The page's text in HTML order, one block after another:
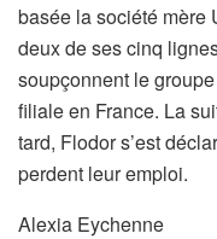
basée la société mère
deux de ses cinq
soupçonnent le
filiale en France. La
tard, Flodor s’est
perdent leur emploi.
Alexia Eychenne